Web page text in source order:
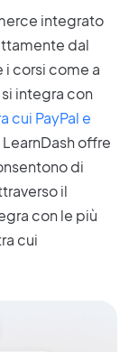
integrato
dal
corsi come a
integra con
cui PayPal e
LearnDash offre
di
il
con le più
cui